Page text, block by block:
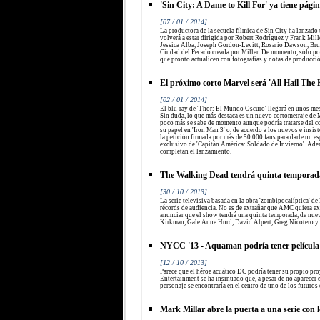
'Sin City: A Dame to Kill For' ya tiene
[07 / 01 / 2014]
La productora de la secuela fílmica de Sin City ha
volverá a estar dirigida por Robert Rodríguez y Frank
Jessica Alba, Joseph Gordon-Levitt, Rosario Dawson,
Ciudad del Pecado creada por Miller. De momento, sólo
que pronto actualicen con fotografías y notas de
El próximo corto Marvel será 'All Hail The
[02 / 01 / 2014]
El blu-ray de 'Thor: El Mundo Oscuro' llegará en unos
Sin duda, lo que más destaca es un nuevo cortometraje
poco más se sabe de momento aunque podría tratarse
su papel en 'Iron Man 3' o, de acuerdo a los nuevos e
la petición firmada por más de 50.000 fans para darle un
exclusivo de 'Capitán América: Soldado de Invierno'.
completan el lanzamiento.
The Walking Dead tendrá quinta
[30 / 10 / 2013]
La serie televisiva basada en la obra 'zombipocalíptica'
récords de audiencia. No es de extrañar que AMC quiera
anunciar que el show tendrá una quinta temporada, de
Kirkman, Gale Anne Hurd, David Alpert, Greg Nicotero
NYCC '13 - Aquaman podría tener
[12 / 10 / 2013]
Parece que el héroe acuático DC podría tener su propio
Entertainment se ha insinuado que, a pesar de no
personaje se encontraría en el centro de uno de los futuros
Mark Millar abre la puerta a una serie con